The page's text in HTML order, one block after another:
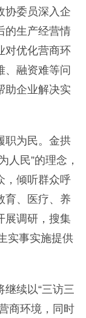
协委员深入企
的生产经营情
对优化营商环
、融资难等问
助企业解决实
为民。金拱
人民”的理念，
，倾听群众呼
育、医疗、养
展调研，搜集
实事实施提供
续以“三访三
商环境，同时